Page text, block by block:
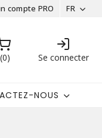
compte PRO FR
0 Se connecter
NOUS